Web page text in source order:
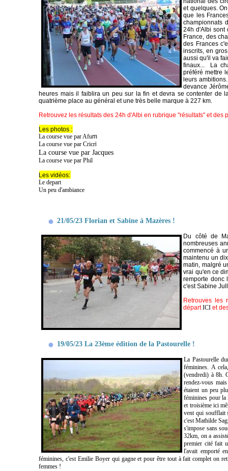
et quelques.
que les
championnats
24h d'Albi sont
France, des
des Frances
inscrits, en
aussi qu'il va
finaux... La
préféré mettre
leurs
devance
heures mais il faiblira un peu sur la fin et devra se contenter de
quatrième place au général et une très belle marque à 227 km.
Retrouvez les résultats des 24h d'Albi en rubrique "résultats" et des
Les photos :
La course vue par Afum
La course vue par Cricri
La course vue par Jacques
La course vue par Phil
Les vidéos:
Le depart
Un peu d'ambiance
21/05/23 Florian et Sabine à Mazères !
Du côté de
nombreuses
commencé à
maintenu un
matin, malgré
vrai qu'en ce
remporte donc
c'est Sabine
Retrouves les
départICI et
19/05/23 La 23ème édition de la Pastourelle !
La Pastourelle
féminines. A
(vendredi) à 8h.
rendez-vous
étaient un peu
féminines pour la
et troisième ici
vent qui soufflait
c'est Mathilde
s'impose sans
32km, on a
premier cité fait
l'avait emporté
féminines, c'est Emilie Boyer qui gagne et pour être tout à fait complet on
femmes !